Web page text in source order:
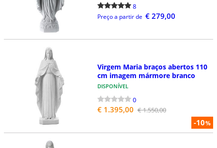
8
Preço a partir de € 279,00
-10%
Virgem Maria braços abertos 110
cm imagem mármore branco
DISPONÍVEL
0
€ 1.395,00 € 1.550,00